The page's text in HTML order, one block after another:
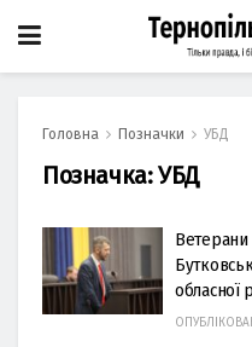
Головна Позначки УБД
Позначка:УБД
обласної